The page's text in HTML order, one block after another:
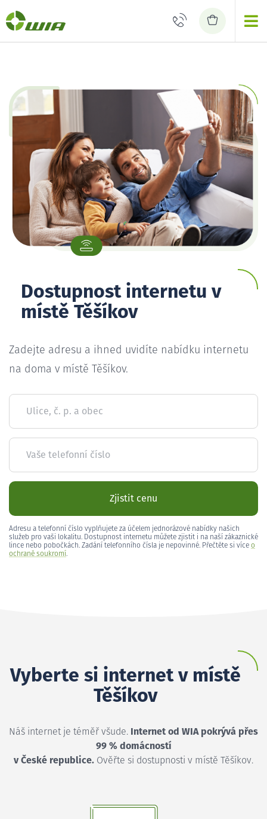
Dostupnost internetu v
místě Těšíkov
Zadejte adresu a ihned uvidíte nabídku internetu
na doma v místě Těšíkov.
Ulice, č. p. a obec
Vaše telefonní číslo
Zjistit cenu
Adresu a telefonní číslo vyplňujete za účelem jednorázové nabídky našich
služeb pro vaši lokalitu. Dostupnost internetu můžete zjistit i na naší zákaznické
lince nebo pobočkách. Zadání telefonního čísla je nepovinné. Přečtěte si více o
ochraně soukromí.
Vyberte si internet v místě
Těšíkov
Náš internet je téměř všude. Internet od WIA pokrývá přes
99 % domácností
v České republice. Ověřte si dostupnosti v místě Těšíkov.